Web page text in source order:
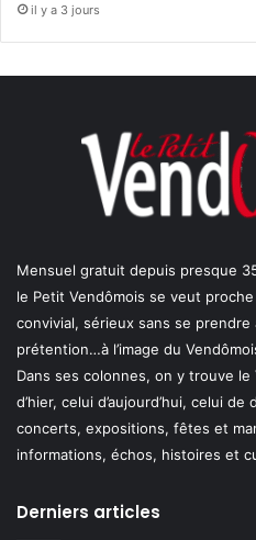
il y a 3 jours
Mensuel gratuit depuis presque
le Petit Vendômois se veut
convivial, sérieux sans se
prétention…à l’image du
Dans ses colonnes, on y trouve
d’hier, celui d’aujourd’hui, celui
concerts, expositions, fêtes et
informations, échos, histoires et
Derniers articles